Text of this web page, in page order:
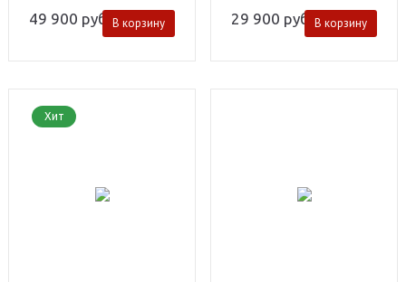
49 900 руб. В корзину 29 900 руб. В корзину
Хит